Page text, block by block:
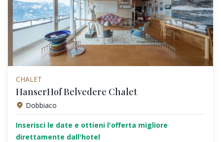
CHALET
HanserHof Belvedere Chalet
Dobbiaco
Inserisci le date e ottieni l'offerta migliore
direttamente dall'hotel